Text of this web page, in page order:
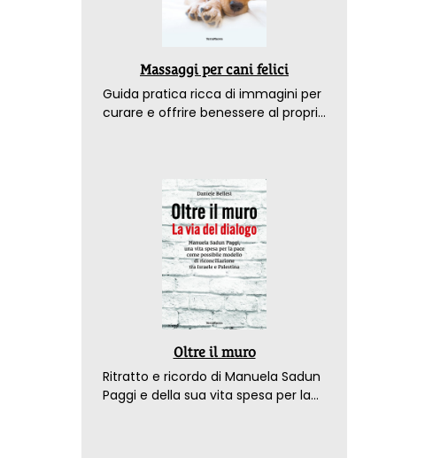
Massaggi per cani felici
Guida pratica ricca di immagini per
curare e offrire benessere al proprio
Oltre il muro
Ritratto e ricordo di Manuela Sadun
Paggi e della sua vita spesa per la